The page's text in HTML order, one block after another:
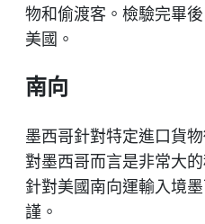
物和偷渡客。檢驗完畢
美國。
南向
墨西哥針對特定進口貨
對墨西哥而言是非常大
針對美國南向運輸入境
謹。